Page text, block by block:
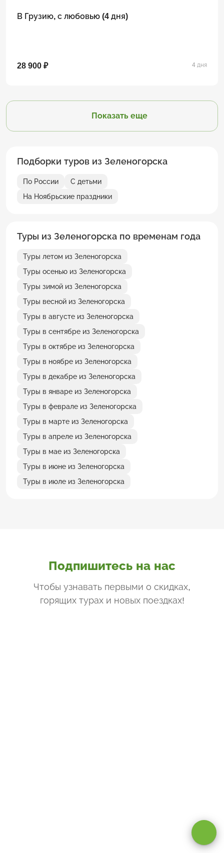
В Грузию, с любовью (4 дня)
28 900 ₽ 4 дня
Показать еще
Подборки туров из Зеленогорска
По России
С детьми
На Ноябрьские праздники
Туры из Зеленогорска по временам года
Туры летом из Зеленогорска
Туры осенью из Зеленогорска
Туры зимой из Зеленогорска
Туры весной из Зеленогорска
Туры в августе из Зеленогорска
Туры в сентябре из Зеленогорска
Туры в октябре из Зеленогорска
Туры в ноябре из Зеленогорска
Туры в декабре из Зеленогорска
Туры в январе из Зеленогорска
Туры в феврале из Зеленогорска
Туры в марте из Зеленогорска
Туры в апреле из Зеленогорска
Туры в мае из Зеленогорска
Туры в июне из Зеленогорска
Туры в июле из Зеленогорска
Подпишитесь на нас
Чтобы узнавать первыми о скидках,
горящих турах и новых поездках!